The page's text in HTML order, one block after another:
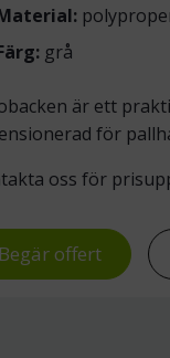
grå
är ett
för
oss för
Begär offert